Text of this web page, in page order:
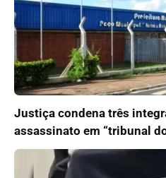
Justiça condena três
assassinato em “tribunal